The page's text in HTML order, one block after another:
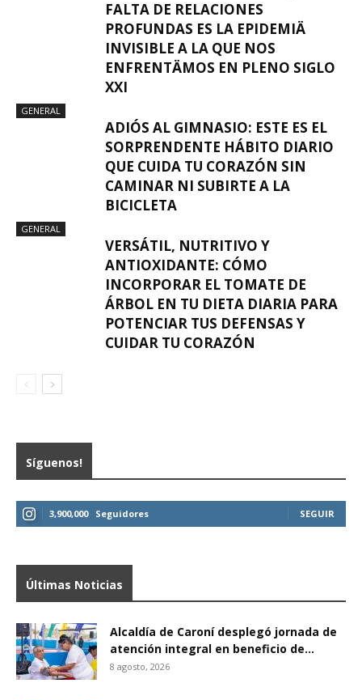
FALTA DE RELACIONES
PROFUNDAS ES LA EPIDEMIÄ
INVISIBLE A LA QUE NOS
ENFRENTÄMOS EN PLENO SIGLO
XXI
GENERAL
ADIÓS AL GIMNASIO: ESTE ES EL
SORPRENDENTE HÁBITO DIARIO
QUE CUIDA TU CORAZÓN SIN
CAMINAR NI SUBIRTE A LA
BICICLETA
GENERAL
VERSÁTIL, NUTRITIVO Y
ANTIOXIDANTE: CÓMO
INCORPORAR EL TOMATE DE
ÁRBOL EN TU DIETA DIARIA PARA
POTENCIAR TUS DEFENSAS Y
CUIDAR TU CORAZÓN
Síguenos!
3,900,000 Seguidores SEGUIR
Últimas Noticias
Alcaldía de Caroní desplegó jornada de
atención integral en beneficio de...
8 agosto, 2026